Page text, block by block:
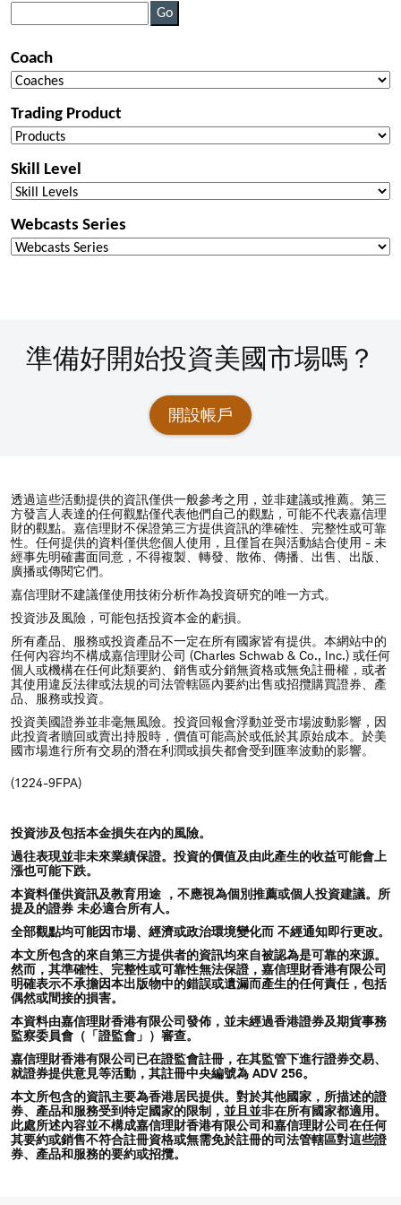
準備好開始投資美國市場嗎？
開設帳戶
透過這些活動提供的資訊僅供一般參考之用，並非建議或推薦。第三
方發言人表達的任何觀點僅代表他們自己的觀點，可能不代表嘉信理
財的觀點。嘉信理財不保證第三方提供資訊的準確性、完整性或可靠
性。任何提供的資料僅供您個人使用，且僅旨在與活動結合使用 - 未
經事先明確書面同意，不得複製、轉發、散佈、傳播、出售、出版、
廣播或傳閱它們。
嘉信理財不建議僅使用技術分析作為投資研究的唯一方式。
投資涉及風險，可能包括投資本金的虧損。
所有產品、服務或投資產品不一定在所有國家皆有提供。本網站中的
任何內容均不構成嘉信理財公司 (Charles Schwab & Co., Inc.) 或任何
個人或機構在任何此類要約、銷售或分銷無資格或無免註冊權，或者
其使用違反法律或法規的司法管轄區內要約出售或招攬購買證券、產
品、服務或投資。
投資美國證券並非毫無風險。投資回報會浮動並受市場波動影響，因
此投資者贖回或賣出持股時，價值可能高於或低於其原始成本。於美
國市場進行所有交易的潛在利潤或損失都會受到匯率波動的影響。
(1224-9FPA)
投資涉及包括本金損失在內的風險。
過往表現並非未來業績保證。投資的價值及由此產生的收益可能會上
漲也可能下跌。
本資料僅供資訊及教育用途 ，不應視為個別推薦或個人投資建議。所
提及的證券 未必適合所有人。
全部觀點均可能因市場、經濟或政治環境變化而 不經通知即行更改。
本文所包含的來自第三方提供者的資訊均來自被認為是可靠的來源。
然而，其準確性、完整性或可靠性無法保證，嘉信理財香港有限公司
明確表示不承擔因本出版物中的錯誤或遺漏而產生的任何責任，包括
偶然或間接的損害。
本資料由嘉信理財香港有限公司發佈，並未經過香港證券及期貨事務
監察委員會（「證監會」）審查。
嘉信理財香港有限公司已在證監會註冊，在其監管下進行證券交易、
就證券提供意見等活動，其註冊中央編號為 ADV 256。
本文所包含的資訊主要為香港居民提供。對於其他國家，所描述的證
券、產品和服務受到特定國家的限制，並且並非在所有國家都適用。
此處所述內容並不構成嘉信理財香港有限公司和嘉信理財公司在任何
其要約或銷售不符合註冊資格或無需免於註冊的司法管轄區對這些證
券、產品和服務的要約或招攬。